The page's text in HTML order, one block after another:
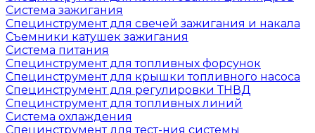
Система зажигания
Специнструмент для свечей зажигания и накала
Съемники катушек зажигания
Система питания
Специнструмент для топливных форсунок
Специнструмент для крышки топливного насоса
Специнструмент для регулировки ТНВД
Специнструмент для топливных линий
Система охлаждения
Специнструмент для тест-ния системы